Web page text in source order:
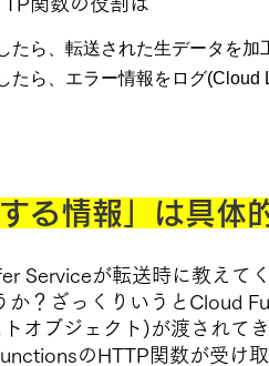
たら、転送された生データを
たら、エラー情報をログ(Cloud
る情報」は具体
Serviceが転送時に教えて
か？ざっくりいうと Cloud
オブジェクト)が渡されてき
のHTTP関数が受け取